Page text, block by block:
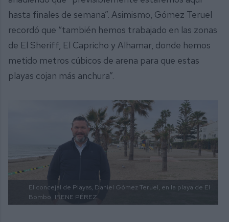
hasta finales de semana”. Asimismo, Gómez Teruel
recordó que “también hemos trabajado en las zonas
de El Sheriff, El Capricho y Alhamar, donde hemos
metido metros cúbicos de arena para que estas
playas cojan más anchura”.
El concejal de Playas, Daniel Gómez Teruel, en la playa de El
Bombo. IRENE PÉREZ.